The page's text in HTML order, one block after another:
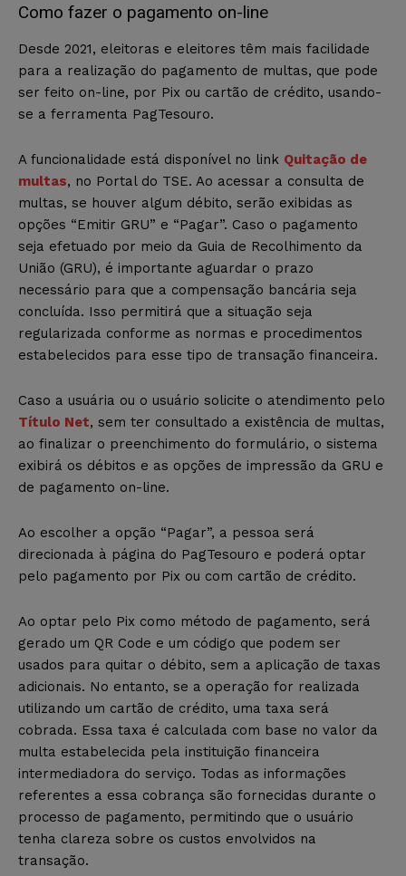
Como fazer o pagamento on-line
Desde 2021, eleitoras e eleitores têm mais facilidade
para a realização do pagamento de multas, que pode
ser feito on-line, por Pix ou cartão de crédito, usando-
se a ferramenta PagTesouro.
A funcionalidade está disponível no link Quitação de
multas, no Portal do TSE. Ao acessar a consulta de
multas, se houver algum débito, serão exibidas as
opções “Emitir GRU” e “Pagar”. Caso o pagamento
seja efetuado por meio da Guia de Recolhimento da
União (GRU), é importante aguardar o prazo
necessário para que a compensação bancária seja
concluída. Isso permitirá que a situação seja
regularizada conforme as normas e procedimentos
estabelecidos para esse tipo de transação financeira.
Caso a usuária ou o usuário solicite o atendimento pelo
Título Net, sem ter consultado a existência de multas,
ao finalizar o preenchimento do formulário, o sistema
exibirá os débitos e as opções de impressão da GRU e
de pagamento on-line.
Ao escolher a opção “Pagar”, a pessoa será
direcionada à página do PagTesouro e poderá optar
pelo pagamento por Pix ou com cartão de crédito.
Ao optar pelo Pix como método de pagamento, será
gerado um QR Code e um código que podem ser
usados para quitar o débito, sem a aplicação de taxas
adicionais. No entanto, se a operação for realizada
utilizando um cartão de crédito, uma taxa será
cobrada. Essa taxa é calculada com base no valor da
multa estabelecida pela instituição financeira
intermediadora do serviço. Todas as informações
referentes a essa cobrança são fornecidas durante o
processo de pagamento, permitindo que o usuário
tenha clareza sobre os custos envolvidos na
transação.